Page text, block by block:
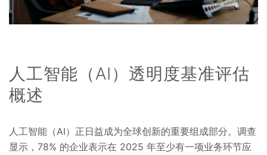
人工智能（AI）透明度基准评估
概述
人工智能（AI）正日益成为全球创新的重要组成部分。调查
显示，78% 的企业表示在 2025 年至少有一项业务环节应